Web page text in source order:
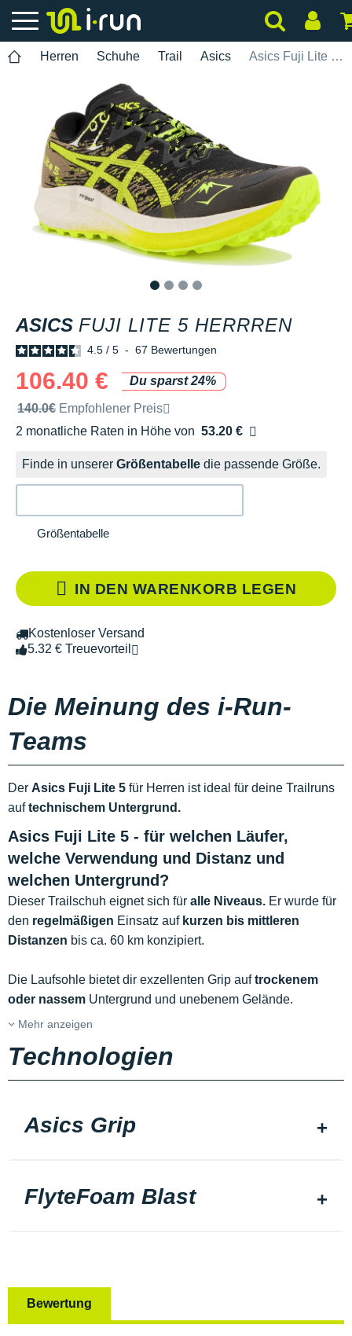
Herren Schuhe Trail Asics Asics Fuji Lite 5 Herrren
ASICS FUJI LITE 5 HERRREN
4.5 / 5 - 67 Bewertungen
106.40 €
Du sparst 24%
Unverbindliche Preisempfehlung der Marke
140.0€ Empfohlener Preis
2 monatliche Raten in Höhe von 53.20 €
Ohne Zusatzkosten
Finde in unserer Größentabelle die passende Größe.
Größentabelle
IN DEN WARENKORB LEGEN
Kostenloser Versand
5.32 € Treuevorteil
Die Meinung des i-Run-
Teams
Der Asics Fuji Lite 5 für Herren ist ideal für deine Trailruns
auftechnischem Untergrund.
Asics Fuji Lite 5 - für welchen Läufer,
welche Verwendung und Distanz und
welchen Untergrund?
Dieser Trailschuh eignet sich für alle Niveaus. Er wurde für
den regelmäßigen Einsatz auf kurzen bis mittleren
Distanzen bis ca. 60 km konzipiert.
Die Laufsohle bietet dir exzellenten Grip auftrockenem
oder nassem Untergrund und unebenem Gelände.
Mehr anzeigen
Technologien
Asics Grip
FlyteFoam Blast
Bewertung